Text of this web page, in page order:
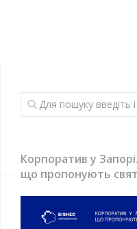
Корпоратив у
що пропонують